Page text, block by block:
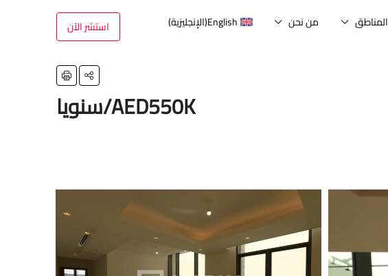
المناطق من نحن English
(الإنجليزية) استشر الآن
AED550K/سنويا